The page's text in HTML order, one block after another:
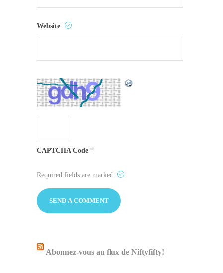
Website
CAPTCHA Code *
Required fields are marked
Abonnez-vous au flux de Niftyfifty!